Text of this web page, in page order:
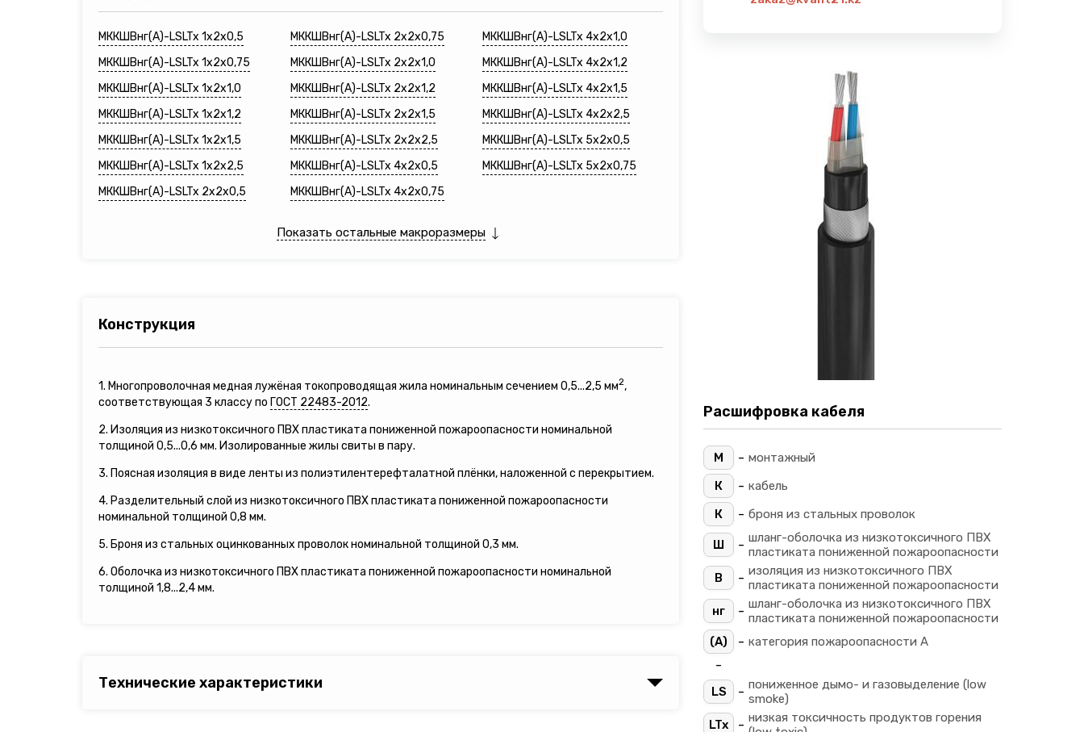
МККШВнг(A)-LSLTx 1х2х0,5
МККШВнг(A)-LSLTx 1х2х0,75
МККШВнг(A)-LSLTx 1х2х1,0
МККШВнг(A)-LSLTx 1х2х1,2
МККШВнг(A)-LSLTx 1х2х1,5
МККШВнг(A)-LSLTx 1х2х2,5
МККШВнг(A)-LSLTx 2х2х0,5
МККШВнг(A)-LSLTx 2х2х0,75
МККШВнг(A)-LSLTx 2х2х1,0
МККШВнг(A)-LSLTx 2х2х1,2
МККШВнг(A)-LSLTx 2х2х1,5
МККШВнг(A)-LSLTx 2х2х2,5
МККШВнг(A)-LSLTx 4х2х0,5
МККШВнг(A)-LSLTx 4х2х0,75
МККШВнг(A)-LSLTx 4х2х1,0
МККШВнг(A)-LSLTx 4х2х1,2
МККШВнг(A)-LSLTx 4х2х1,5
МККШВнг(A)-LSLTx 4х2х2,5
МККШВнг(A)-LSLTx 5х2х0,5
МККШВнг(A)-LSLTx 5х2х0,75
Показать остальные макроразмеры
Конструкция
1. Многопроволочная медная лужёная токопроводящая жила номинальным сечением 0,5...2,5 мм2,
соответствующая 3 классу по ГОСТ 22483-2012.
2. Изоляция из низкотоксичного ПВХ пластиката пониженной пожароопасности номинальной
толщиной 0,5...0,6 мм. Изолированные жилы свиты в пару.
3. Поясная изоляция в виде ленты из полиэтилентерефталатной плёнки, наложенной с перекрытием.
4. Разделительный слой из низкотоксичного ПВХ пластиката пониженной пожароопасности
номинальной толщиной 0,8 мм.
5. Броня из стальных оцинкованных проволок номинальной толщиной 0,3 мм.
6. Оболочка из низкотоксичного ПВХ пластиката пониженной пожароопасности номинальной
толщиной 1,8...2,4 мм.
Технические характеристики
Расшифровка кабеля
М - монтажный
К
- кабель
К
- броня из стальных проволок
Ш - шланг-оболочка из низкотоксичного ПВХ
пластиката пониженной пожароопасности
В
- изоляция из низкотоксичного ПВХ
пластиката пониженной пожароопасности
нг
- шланг-оболочка из низкотоксичного ПВХ
пластиката пониженной пожароопасности
(A)
- категория пожароопасности A
-
LS - пониженное дымо- и газовыделение (low
smoke)
LTx
- низкая токсичность продуктов горения